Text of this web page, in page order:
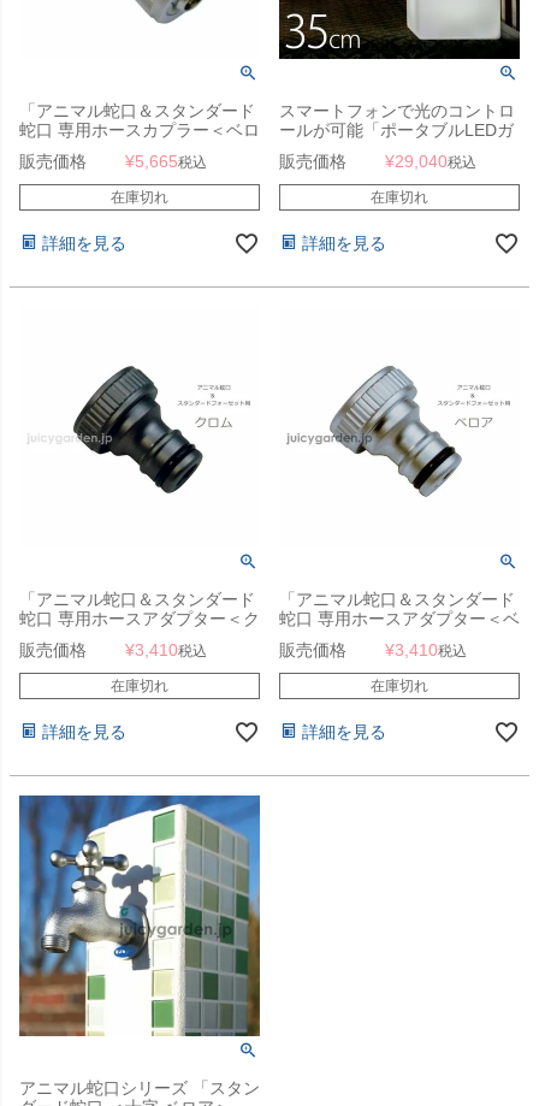
「アニマル蛇口＆スタンダード
蛇口 専用ホースカプラー＜ベロ
ア＞」
販売価格 ¥5,665税込
在庫切れ
詳細を見る
スマートフォンで光のコントロ
ールが可能「ポータブルLEDガ
ーデンライト キューブ
35（Cube35） 充電式・
Bluetooth仕様 スマートアンド
グリーン（Smart & Green）」
販売価格 ¥29,040税込
在庫切れ
詳細を見る
「アニマル蛇口＆スタンダード
蛇口 専用ホースアダプター＜ク
ロム＞」
販売価格 ¥3,410税込
在庫切れ
詳細を見る
「アニマル蛇口＆スタンダード
蛇口 専用ホースアダプター＜ベ
ロア＞」
販売価格 ¥3,410税込
在庫切れ
詳細を見る
アニマル蛇口シリーズ 「スタン